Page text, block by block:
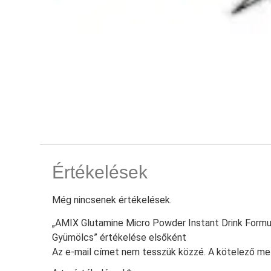
Értékelések
Még nincsenek értékelések.
„AMIX Glutamine Micro Powder Instant Drink
Gyümölcs” értékelése elsőként
Az e-mail címet nem tesszük közzé. A kötelező